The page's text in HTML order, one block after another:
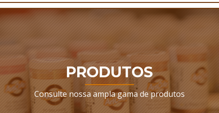
PRODUTOS
Consulte nossa ampla gama de produtos